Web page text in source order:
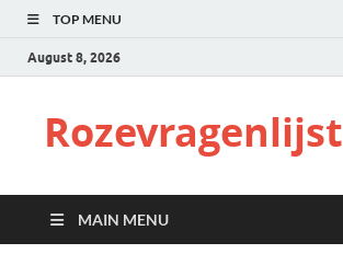
TOP MENU
August 8, 2026
Rozevragenlijst
MAIN MENU